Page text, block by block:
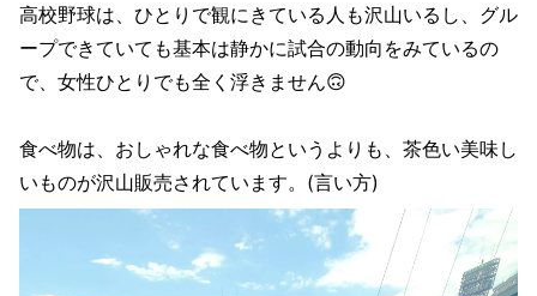
高校野球は、ひとりで観にきている人も沢山いるし、グル
ープできていても基本は静かに試合の動向をみているの
で、女性ひとりでも全く浮きません🙃
食べ物は、おしゃれな食べ物というよりも、茶色い美味し
いものが沢山販売されています。(言い方)